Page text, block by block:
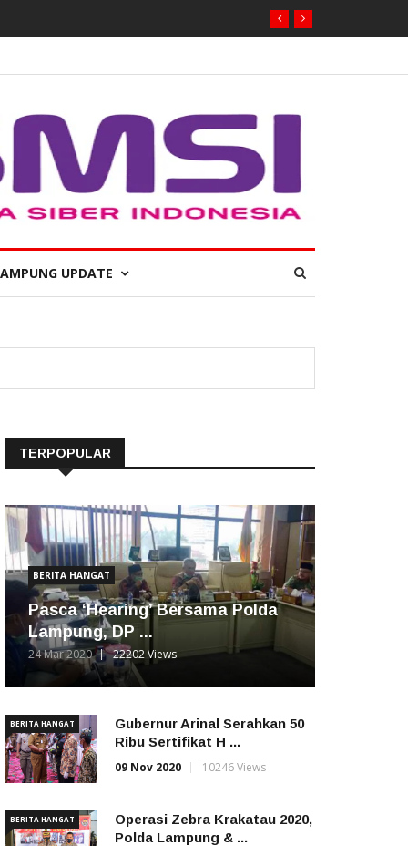
UPDATE
TERPOPULAR
BERITA HANGAT
Pasca ‘Hearing’ Bersama Polda
Lampung, DP ...
24 Mar 2020 22202 Views
BERITA HANGAT
Gubernur Arinal Serahkan 50
Ribu Sertifikat H ...
09 Nov 2020
10246 Views
BERITA HANGAT
Operasi Zebra Krakatau 2020,
Polda Lampung & ...